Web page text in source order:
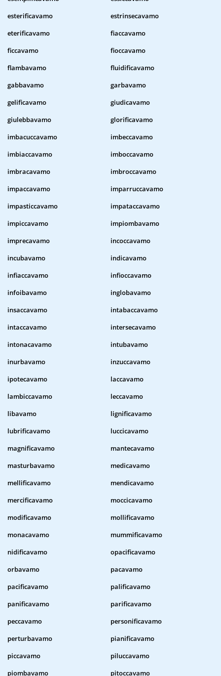
esterificavamo
estrinsecavamo
eterificavamo
fiaccavamo
ficcavamo
fioccavamo
flambavamo
fluidificavamo
gabbavamo
garbavamo
gelificavamo
giudicavamo
giulebbavamo
glorificavamo
imbacuccavamo
imbeccavamo
imbiaccavamo
imboccavamo
imbracavamo
imbroccavamo
impaccavamo
imparruccavamo
impasticcavamo
impataccavamo
impiccavamo
impiombavamo
imprecavamo
incoccavamo
incubavamo
indicavamo
infiaccavamo
infioccavamo
infoibavamo
inglobavamo
insaccavamo
intabaccavamo
intaccavamo
intersecavamo
intonacavamo
intubavamo
inurbavamo
inzuccavamo
ipotecavamo
laccavamo
lambiccavamo
leccavamo
libavamo
lignificavamo
lubrificavamo
luccicavamo
magnificavamo
mantecavamo
masturbavamo
medicavamo
mellificavamo
mendicavamo
mercificavamo
moccicavamo
modificavamo
mollificavamo
monacavamo
mummificavamo
nidificavamo
opacificavamo
orbavamo
pacavamo
pacificavamo
palificavamo
panificavamo
parificavamo
peccavamo
personificavamo
perturbavamo
pianificavamo
piccavamo
piluccavamo
piombavamo
pitoccavamo